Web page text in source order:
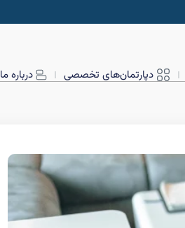
دپارتمان‌های تخصصی درباره ما